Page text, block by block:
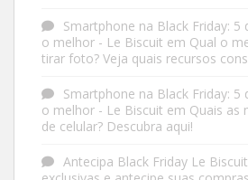
Smartphone na Black Friday: 5
o melhor - Le Biscuit em Qual o
tirar foto? Veja quais recursos
Smartphone na Black Friday: 5
o melhor - Le Biscuit em Quais as
de celular? Descubra aqui!
Antecipa Black Friday Le